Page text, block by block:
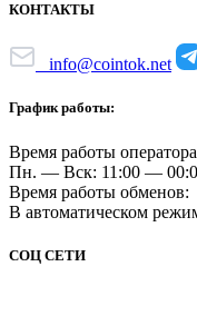
КОНТАКТЫ
info@cointok.net
График работы:
Время работы оператора
Пн. — Вск: 11:00 —
Время работы обменов:
В автоматическом
СОЦ СЕТИ